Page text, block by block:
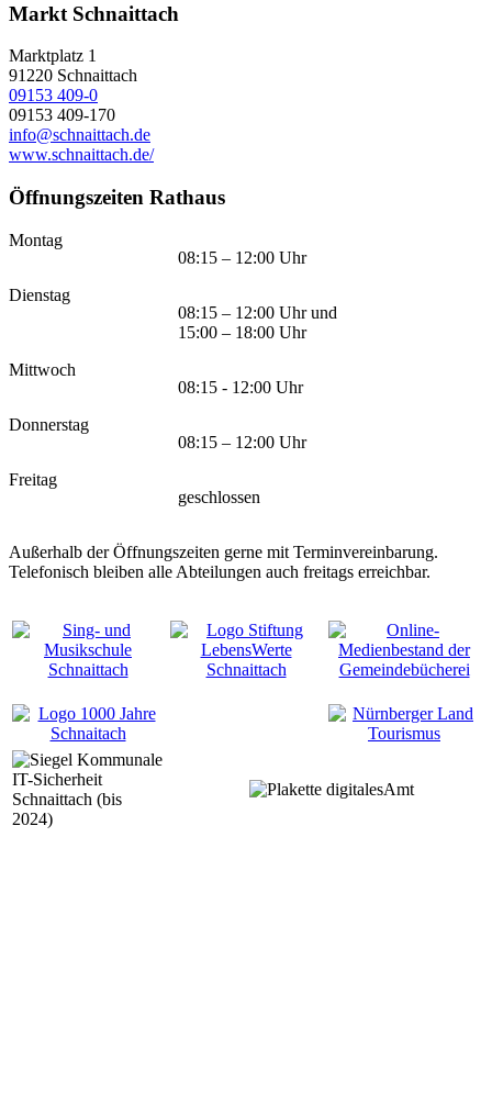
Markt Schnaittach
Marktplatz 1
91220 Schnaittach
09153 409-0
09153 409-170
info@schnaittach.de
www.schnaittach.de/
Öffnungszeiten Rathaus
Montag
08:15 – 12:00 Uhr
Dienstag
08:15 – 12:00 Uhr und
15:00 – 18:00 Uhr
Mittwoch
08:15 - 12:00 Uhr
Donnerstag
08:15 – 12:00 Uhr
Freitag
geschlossen
Außerhalb der Öffnungszeiten gerne mit Terminvereinbarung.
Telefonisch bleiben alle Abteilungen auch freitags erreichbar.